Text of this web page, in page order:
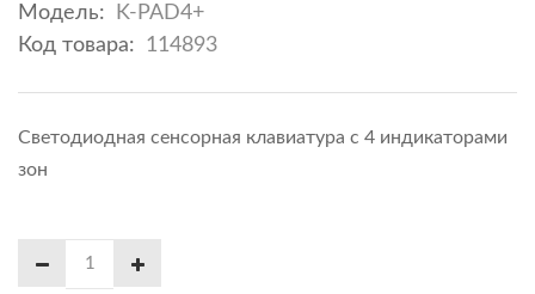
Модель:
K-PAD4+
Код товара:
114893
Светодиодная сенсорная клавиатура с 4 индикаторами
зон